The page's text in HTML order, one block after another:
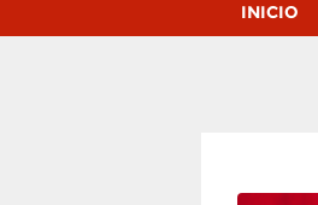
INICIO